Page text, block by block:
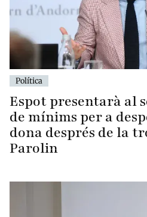
Política
Espot presentarà al
de mínims per a
dona després de la
Parolin